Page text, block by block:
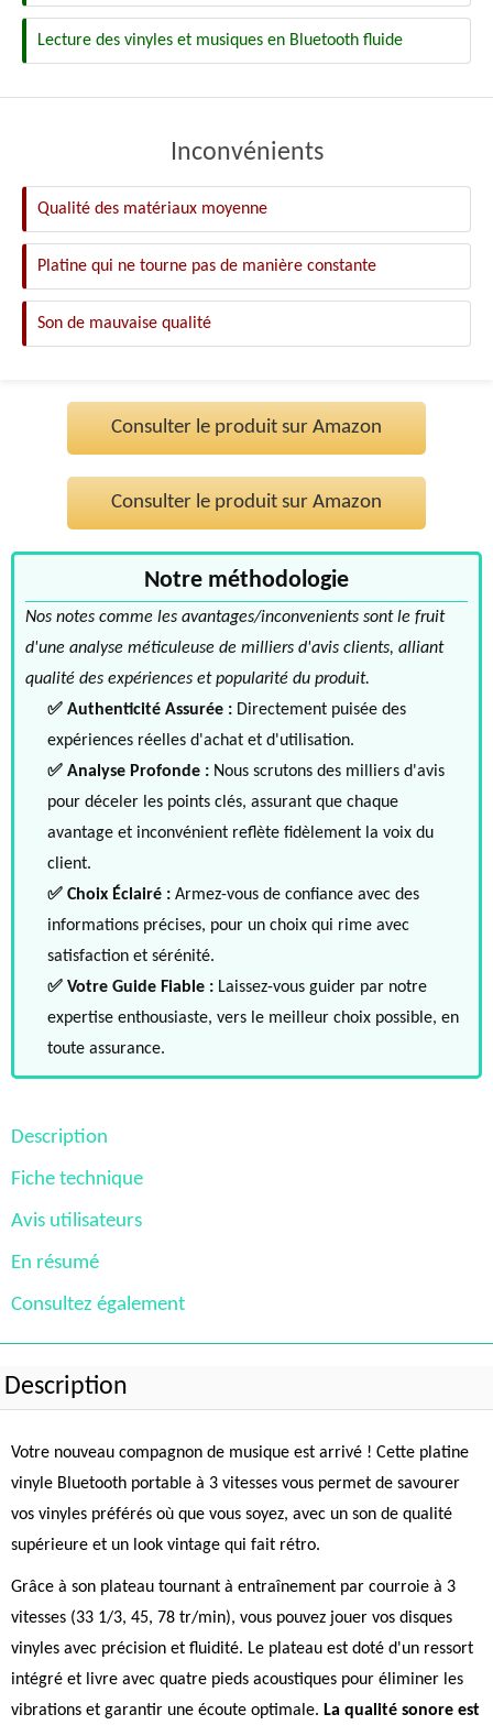
Lecture des vinyles et musiques en Bluetooth fluide
Inconvénients
Qualité des matériaux moyenne
Platine qui ne tourne pas de manière constante
Son de mauvaise qualité
Consulter le produit sur Amazon
Consulter le produit sur Amazon
Notre méthodologie
Nos notes comme les avantages/inconvenients sont le fruit
d'une analyse méticuleuse de milliers d'avis clients, alliant
qualité des expériences et popularité du produit.
✅ Authenticité Assurée : Directement puisée des
expériences réelles d'achat et d'utilisation.
✅ Analyse Profonde : Nous scrutons des milliers d'avis
pour déceler les points clés, assurant que chaque
avantage et inconvénient reflète fidèlement la voix du
client.
✅ Choix Éclairé : Armez-vous de confiance avec des
informations précises, pour un choix qui rime avec
satisfaction et sérénité.
✅ Votre Guide Fiable : Laissez-vous guider par notre
expertise enthousiaste, vers le meilleur choix possible, en
toute assurance.
Description
Fiche technique
Avis utilisateurs
En résumé
Consultez également
Description
Votre nouveau compagnon de musique est arrivé ! Cette platine
vinyle Bluetooth portable à 3 vitesses vous permet de savourer
vos vinyles préférés où que vous soyez, avec un son de qualité
supérieure et un look vintage qui fait rétro.
Grâce à son plateau tournant à entraînement par courroie à 3
vitesses (33 1/3, 45, 78 tr/min), vous pouvez jouer vos disques
vinyles avec précision et fluidité. Le plateau est doté d'un ressort
intégré et livre avec quatre pieds acoustiques pour éliminer les
vibrations et garantir une écoute optimale. La qualité sonore est